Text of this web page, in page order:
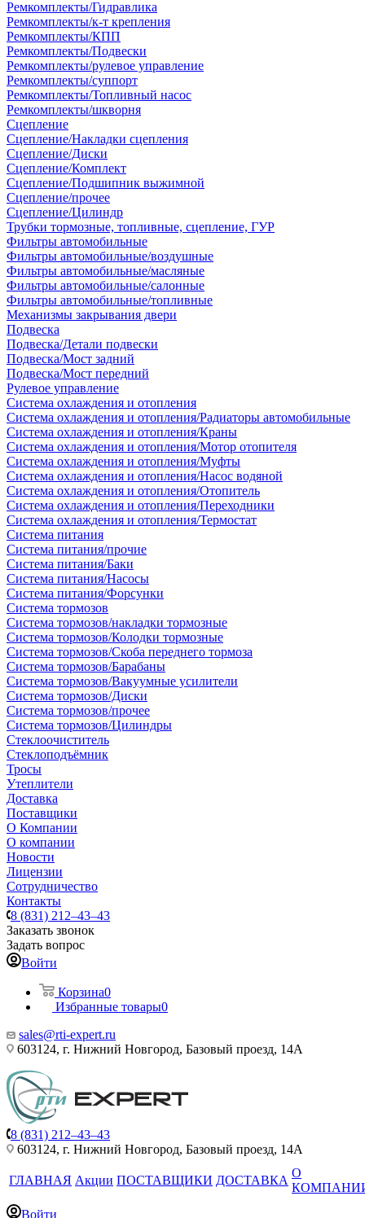
Ремкомплекты/Гидравлика
Ремкомплекты/к-т крепления
Ремкомплекты/КПП
Ремкомплекты/Подвески
Ремкомплекты/рулевое управление
Ремкомплекты/суппорт
Ремкомплекты/Топливный насос
Ремкомплекты/шкворня
Сцепление
Сцепление/Накладки сцепления
Сцепление/Диски
Сцепление/Комплект
Сцепление/Подшипник выжимной
Сцепление/прочее
Сцепление/Цилиндр
Трубки тормозные, топливные, сцепление, ГУР
Фильтры автомобильные
Фильтры автомобильные/воздушные
Фильтры автомобильные/масляные
Фильтры автомобильные/салонные
Фильтры автомобильные/топливные
Механизмы закрывания двери
Подвеска
Подвеска/Детали подвески
Подвеска/Мост задний
Подвеска/Мост передний
Рулевое управление
Система охлаждения и отопления
Система охлаждения и отопления/Радиаторы автомобильные
Система охлаждения и отопления/Краны
Система охлаждения и отопления/Мотор отопителя
Система охлаждения и отопления/Муфты
Система охлаждения и отопления/Насос водяной
Система охлаждения и отопления/Отопитель
Система охлаждения и отопления/Переходники
Система охлаждения и отопления/Термостат
Система питания
Система питания/прочие
Система питания/Баки
Система питания/Насосы
Система питания/Форсунки
Система тормозов
Система тормозов/накладки тормозные
Система тормозов/Колодки тормозные
Система тормозов/Скоба переднего тормоза
Система тормозов/Барабаны
Система тормозов/Вакуумные усилители
Система тормозов/Диски
Система тормозов/прочее
Система тормозов/Цилиндры
Стеклоочиститель
Стеклоподъёмник
Тросы
Утеплители
Доставка
Поставщики
О Компании
О компании
Новости
Лицензии
Сотрудничество
Контакты
8 (831) 212–43–43
Заказать звонок
Задать вопрос
Войти
Корзина0
Избранные товары0
sales@rti-expert.ru
603124, г. Нижний Новгород, Базовый проезд, 14А
8 (831) 212–43–43
603124, г. Нижний Новгород, Базовый проезд, 14А
ГЛАВНАЯ Акции ПОСТАВЩИКИ ДОСТАВКА
О
Войти